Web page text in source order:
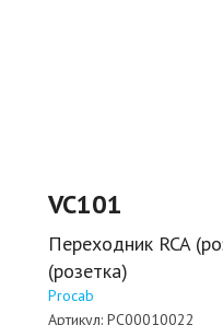
VC101
Переходник RCA
(розетка)
Procab
Артикул: PC00010022